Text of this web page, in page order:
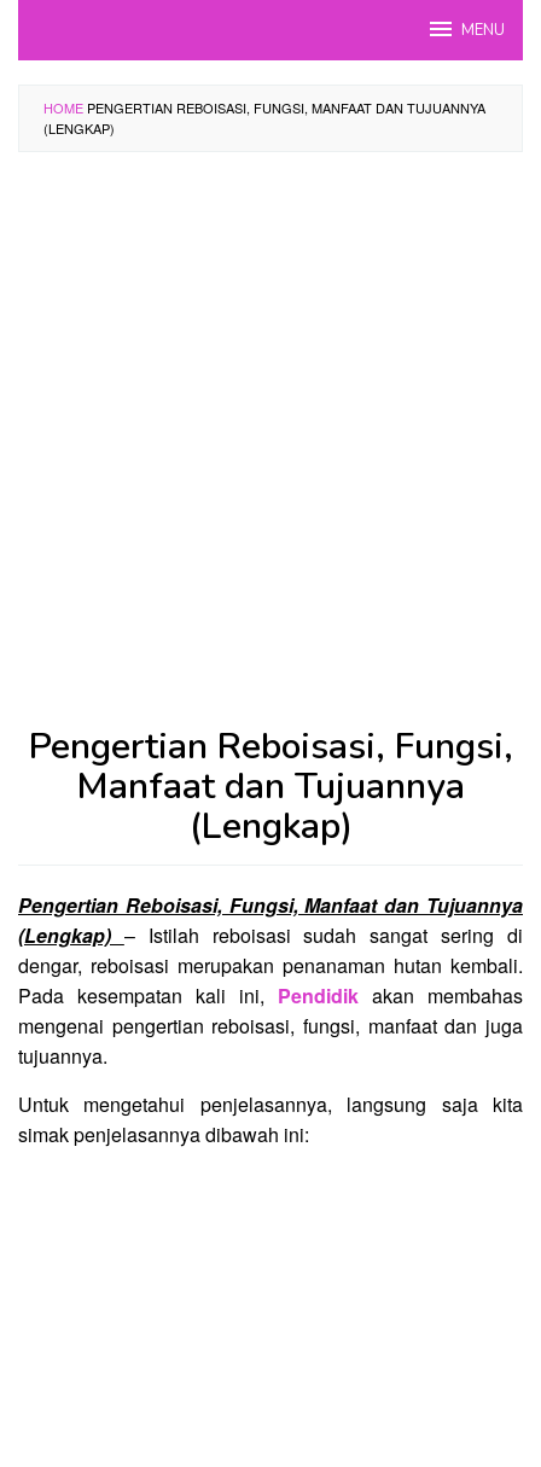
MENU
HOME PENGERTIAN REBOISASI, FUNGSI, MANFAAT DAN TUJUANNYA
(LENGKAP)
Pengertian Reboisasi, Fungsi,
Manfaat dan Tujuannya
(Lengkap)
Pengertian Reboisasi, Fungsi, Manfaat dan Tujuannya
(Lengkap) – Istilah reboisasi sudah sangat sering di
dengar, reboisasi merupakan penanaman hutan kembali.
Pada kesempatan kali ini, Pendidik akan membahas
mengenai pengertian reboisasi, fungsi, manfaat dan juga
tujuannya.
Untuk mengetahui penjelasannya, langsung saja kita
simak penjelasannya dibawah ini: